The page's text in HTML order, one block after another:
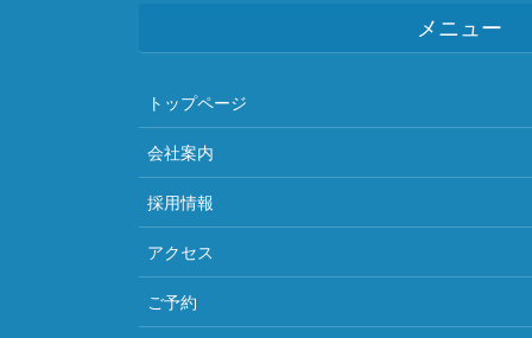
メニュー
トップページ
会社案内
採用情報
アクセス
ご予約